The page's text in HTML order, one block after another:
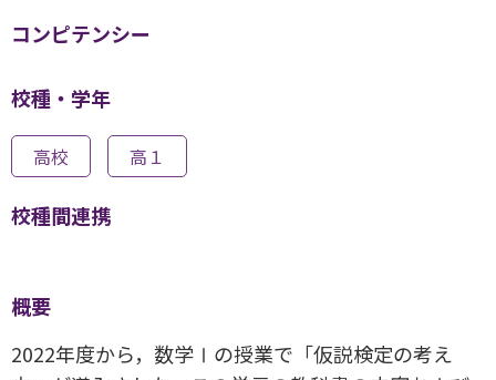
コンピテンシー
校種・学年
高校 高１
校種間連携
概要
2022年度から，数学Ⅰの授業で「仮説検定の考え